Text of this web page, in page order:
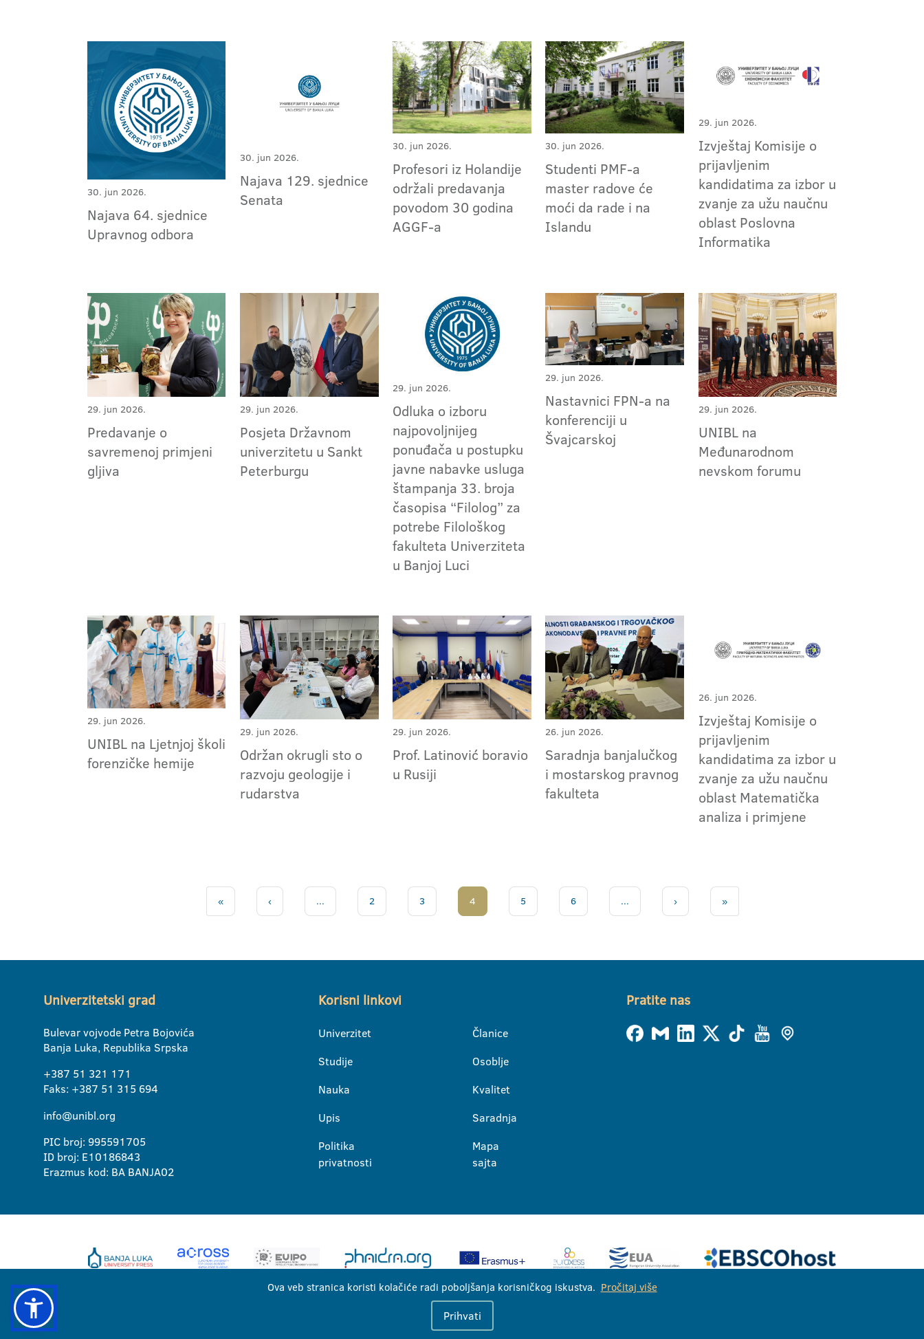
30. jun 2026.
Najava 64. sjednice
Upravnog odbora
30. jun 2026.
Najava 129. sjednice
Senata
30. jun 2026.
Profesori iz Holandije
održali predavanja
povodom 30 godina
AGGF-a
30. jun 2026.
Studenti PMF-a
master radove će
moći da rade i na
Islandu
29. jun 2026.
Izvještaj Komisije o
prijavljenim
kandidatima za izbor u
zvanje za užu naučnu
oblast Poslovna
Informatika
29. jun 2026.
Predavanje o
savremenoj primjeni
gljiva
29. jun 2026.
Posjeta Državnom
univerzitetu u Sankt
Peterburgu
29. jun 2026.
Odluka o izboru
najpovoljnijeg
ponuđača u postupku
javne nabavke usluga
štampanja 33. broja
časopisa “Filolog” za
potrebe Filološkog
fakulteta Univerziteta
u Banjoj Luci
29. jun 2026.
Nastavnici FPN-a na
konferenciji u
Švajcarskoj
29. jun 2026.
UNIBL na
Međunarodnom
nevskom forumu
29. jun 2026.
UNIBL na Ljetnjoj školi
forenzičke hemije
29. jun 2026.
Održan okrugli sto o
razvoju geologije i
rudarstva
29. jun 2026.
Prof. Latinović boravio
u Rusiji
26. jun 2026.
Saradnja banjalučkog
i mostarskog pravnog
fakulteta
26. jun 2026.
Izvještaj Komisije o
prijavljenim
kandidatima za izbor u
zvanje za užu naučnu
oblast Matematička
analiza i primjene
« ‹ ... 2 3 4 5 6 ... › »
Univerzitetski grad
Bulevar vojvode Petra Bojovića
Banja Luka, Republika Srpska
+387 51 321 171
Faks: +387 51 315 694
info@unibl.org
PIC broj: 995591705
ID broj: E10186843
Erazmus kod: BA BANJA02
Korisni linkovi
Univerzitet
Studije
Nauka
Upis
Politika
privatnosti
Članice
Osoblje
Kvalitet
Saradnja
Mapa
sajta
Pratite nas
Univerzitet u Banjoj Luci © 2026
Ova veb stranica koristi kolačiće radi poboljšanja korisničkog iskustva. Pročitaj više
Prihvati